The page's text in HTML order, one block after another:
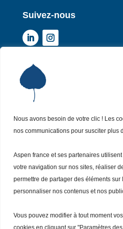
Nous avons besoin de votre clic ! Les
nos communications pour susciter plus
Aspen france et ses partenaires
votre navigation sur nos sites, réaliser
permettre de partager des éléments sur
personnaliser nos contenus et nos
Vous pouvez modifier à tout moment
cookies en cliquant sur "Paramètres
Suivez-nous
P Institut Aspen
P Qui sommes-nous ?
Nos missions
P Nos actualités
P Nos évènements
Inscrivez vousà